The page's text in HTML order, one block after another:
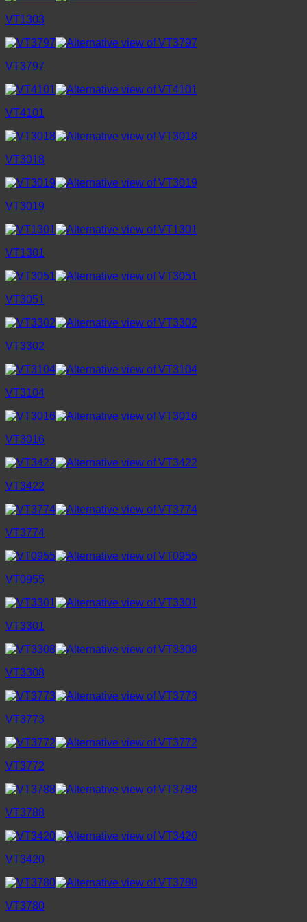
VT1303
VT3797
VT4101
VT3018
VT3019
VT1301
VT3051
VT3302
VT3104
VT3016
VT3422
VT3774
VT0955
VT3301
VT3308
VT3773
VT3772
VT3788
VT3420
VT3780